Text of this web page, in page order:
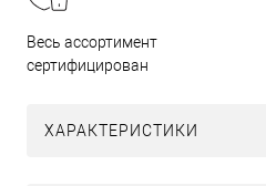
Весь ассортимент
сертифицирован
ХАРАКТЕРИСТИКИ